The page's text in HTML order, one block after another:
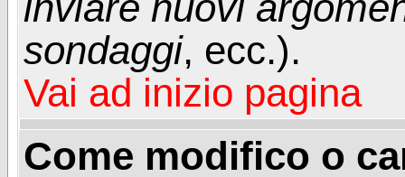
sondaggi, ecc.).
Vai ad inizio pagina
Come modifico o